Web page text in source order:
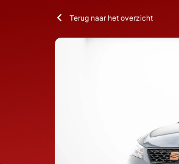
Terug naar het overzicht